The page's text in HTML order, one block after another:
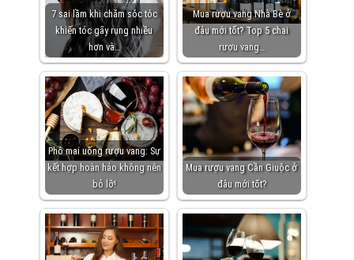
7 sai lầm khi chăm sóc tóc
khiến tóc gãy rụng nhiều
hơn và…
Mua rượu vang Nhà Bè ở
đâu mới tốt? Top 5 chai
rượu vang…
Phô mai uống rượu vang: Sự
kết hợp hoàn hảo không nên
bỏ lỡ!
Mua rượu vang Cần Giuộc ở
đâu mới tốt?